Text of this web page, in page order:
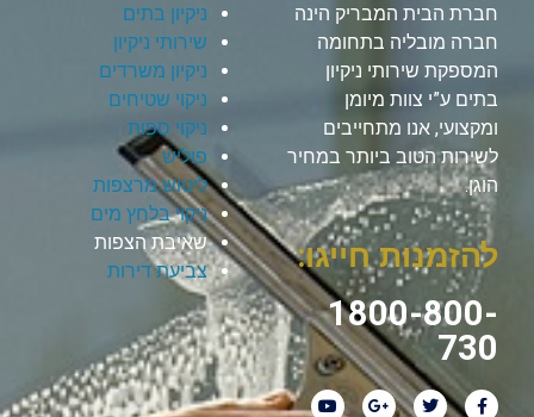
חברת הבית המבריק הינה
חברה מובליה בתחומה
המספקת שירותי ניקיון
בתים ע”י צוות מיומן
ומקצועי, אנו מתחייבים
לשירות הטוב ביותר במחיר
הוגן.
להזמנות חייגו:
1800-800-
730
ניקיון בתים
שירותי ניקיון
ניקיון משרדים
ניקוי שטיחים
ניקוי ספות
פוליש
ליטוש מרצפות
ניקוי בלחץ מים
שאיבת הצפות
צביעת דירות